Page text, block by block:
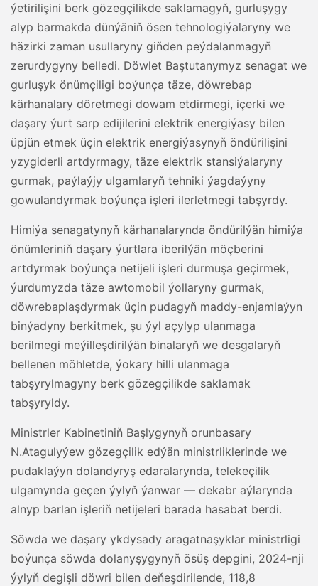
ýetirilişini berk gözegçilikde saklamagyň, gurluşygy
alyp barmakda dünýäniň ösen tehnologiýalaryny we
häzirki zaman usullaryny giňden peýdalanmagyň
zerurdygyny belledi. Döwlet Baştutanymyz senagat we
gurluşyk önümçiligi boýunça täze, döwrebap
kärhanalary döretmegi dowam etdirmegi, içerki we
daşary ýurt sarp edijilerini elektrik energiýasy bilen
üpjün etmek üçin elektrik energiýasynyň öndürilişini
yzygiderli artdyrmagy, täze elektrik stansiýalaryny
gurmak, paýlaýjy ulgamlaryň tehniki ýagdaýyny
gowulandyrmak boýunça işleri ilerletmegi tabşyrdy.
Himiýa senagatynyň kärhanalarynda öndürilýän himiýa
önümleriniň daşary ýurtlara iberilýän möçberini
artdyrmak boýunça netijeli işleri durmuşa geçirmek,
ýurdumyzda täze awtomobil ýollaryny gurmak,
döwrebaplaşdyrmak üçin pudagyň maddy-enjamlaýyn
binýadyny berkitmek, şu ýyl açylyp ulanmaga
berilmegi meýilleşdirilýän binalaryň we desgalaryň
bellenen möhletde, ýokary hilli ulanmaga
tabşyrylmagyny berk gözegçilikde saklamak
tabşyryldy.
Ministrler Kabinetiniň Başlygynyň orunbasary
N.Atagulyýew gözegçilik edýän ministrliklerinde we
pudaklaýyn dolandyryş edaralarynda, telekeçilik
ulgamynda geçen ýylyň ýanwar — dekabr aýlarynda
alnyp barlan işleriň netijeleri barada hasabat berdi.
Söwda we daşary ykdysady aragatnaşyklar ministrligi
boýunça söwda dolanyşygynyň ösüş depgini, 2024-nji
ýylyň degişli döwri bilen deňeşdirilende, 118,8